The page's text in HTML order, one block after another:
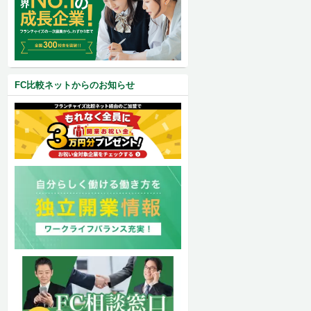
FC比較ネットからのお知らせ